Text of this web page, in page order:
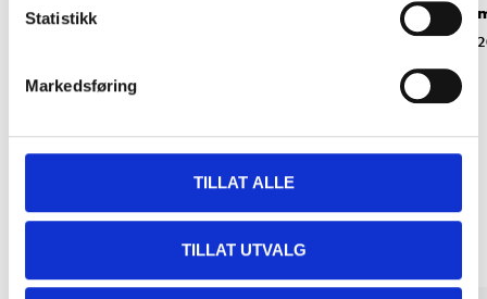
Statistikk
Markedsføring
TILLAT ALLE
TILLAT UTVALG
mm, K120
Relaterte produkter